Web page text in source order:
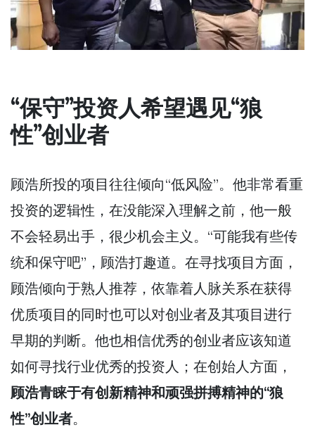
“保守”投资人希望遇见“狼
性”创业者
顾浩所投的项目往往倾向“低风险”。他非常看重
投资的逻辑性，在没能深入理解之前，他一般
不会轻易出手，很少机会主义。“可能我有些传
统和保守吧”，顾浩打趣道。在寻找项目方面，
顾浩倾向于熟人推荐，依靠着人脉关系在获得
优质项目的同时也可以对创业者及其项目进行
早期的判断。他也相信优秀的创业者应该知道
如何寻找行业优秀的投资人；在创始人方面，
顾浩青睐于有创新精神和顽强拼搏精神的“狼
性”创业者。